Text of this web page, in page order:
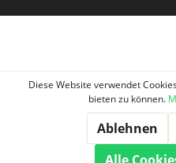
Diese Website verwendet
bieten zu können.
Ablehnen